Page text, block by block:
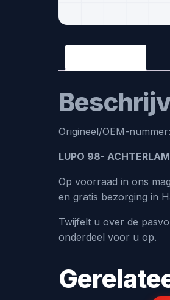
Origineel/OEM-nummer:
LUPO 98-
Op voorraad in ons
en gratis bezorging in
Twijfelt u over de
onderdeel voor u op.